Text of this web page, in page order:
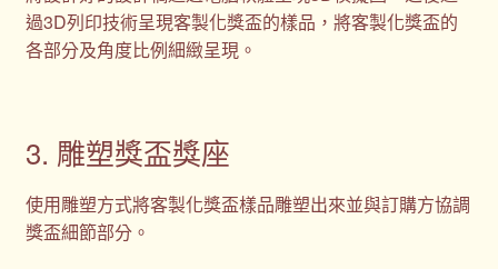
過3D列印技術呈現客製化獎盃的樣品，將客製化獎盃的
各部分及角度比例細緻呈現。
3. 雕塑獎盃獎座
使用雕塑方式將客製化獎盃樣品雕塑出來並與訂購方協調
獎盃細節部分。